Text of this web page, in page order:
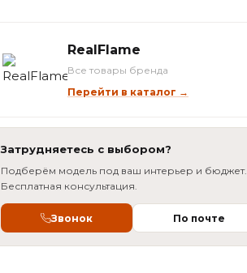
RealFlame
Все товары бренда
Перейти в каталог →
Затрудняетесь с выбором?
Подберём модель под ваш интерьер и бюджет.
Бесплатная консультация.
Звонок По почте